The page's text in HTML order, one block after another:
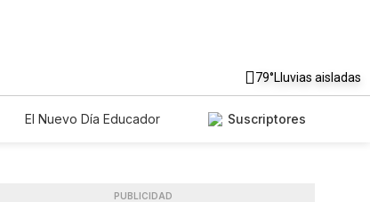
79°Lluvias aisladas
El Nuevo Día Educador
Suscriptores
PUBLICIDAD